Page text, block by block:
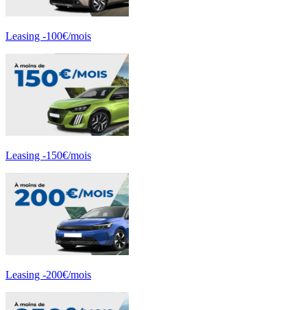
Leasing -100€/mois
Leasing -150€/mois
Leasing -200€/mois